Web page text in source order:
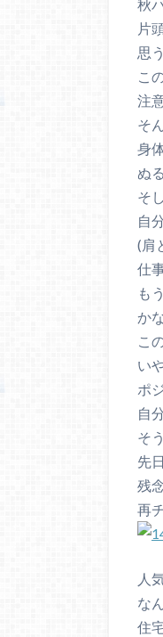
秋
片
思
こ
注
そ
身
ぬ
そ
自
(肩
仕
も
か
こ
い
ポ
自
そ
先
残
再
人
な
住